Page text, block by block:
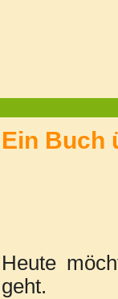
Ein
Heute
geht.